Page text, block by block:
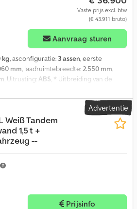
Vaste prijs excl. btw
(€ 43.911 bruto)
Aanvraag sturen
kg, asconfiguratie: 3 assen, eerste
mm, laadruimtebreedte:2.550 mm,
, Uitrusting: ABS, * Uitbreiding van de
E * SAF assen met trommelremmen *
toelaatbaar totaalgewicht:
07.2027 ----Voertuignummer: 12340---
zijn digitaal verwijderd.-----Wij
zijn op de aankoop van een
voor de rest. Wij kunnen u tegen
oude voertuig APK-keuring Complete
Transport van voertuigen Registratie
Advertentie
Weiß Tandem
1,5 t +
--
Prijsinfo